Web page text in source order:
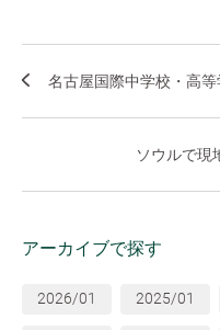
名古屋国際中学校・高等
ソウルで現
アーカイブで探す
2026/01 2025/01